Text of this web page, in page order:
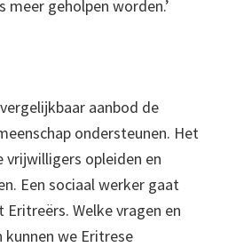
meer geholpen worden.’
aanbod de
ondersteunen. Het
opleiden en
Een sociaal werker gaat
Welke vragen en
kunnen we Eritrese